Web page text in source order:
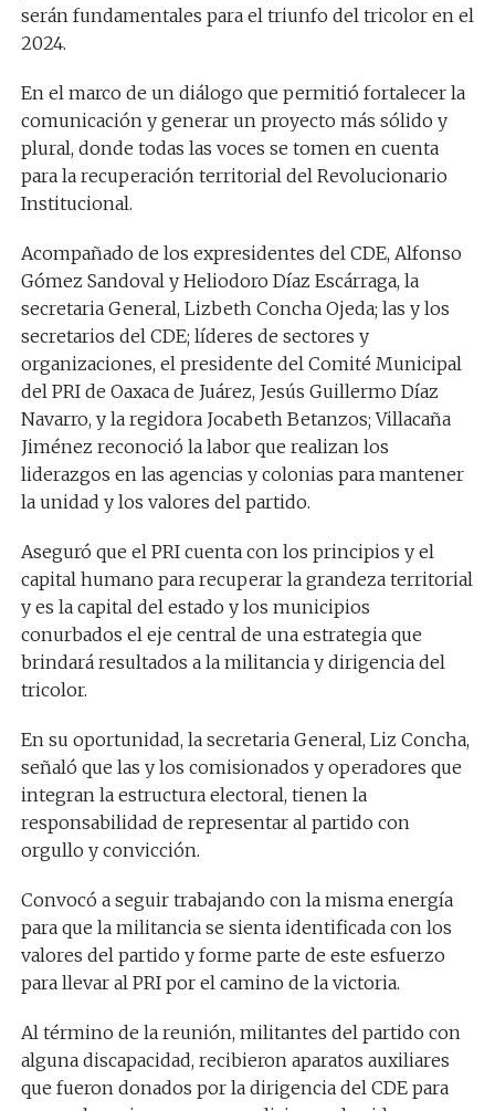
serán fundamentales para el triunfo del tricolor en el
2024.
En el marco de un diálogo que permitió fortalecer la
comunicación y generar un proyecto más sólido y
plural, donde todas las voces se tomen en cuenta
para la recuperación territorial del Revolucionario
Institucional.
Acompañado de los expresidentes del CDE, Alfonso
Gómez Sandoval y Heliodoro Díaz Escárraga, la
secretaria General, Lizbeth Concha Ojeda; las y los
secretarios del CDE; líderes de sectores y
organizaciones, el presidente del Comité Municipal
del PRI de Oaxaca de Juárez, Jesús Guillermo Díaz
Navarro, y la regidora Jocabeth Betanzos; Villacaña
Jiménez reconoció la labor que realizan los
liderazgos en las agencias y colonias para mantener
la unidad y los valores del partido.
Aseguró que el PRI cuenta con los principios y el
capital humano para recuperar la grandeza territorial
y es la capital del estado y los municipios
conurbados el eje central de una estrategia que
brindará resultados a la militancia y dirigencia del
tricolor.
En su oportunidad, la secretaria General, Liz Concha,
señaló que las y los comisionados y operadores que
integran la estructura electoral, tienen la
responsabilidad de representar al partido con
orgullo y convicción.
Convocó a seguir trabajando con la misma energía
para que la militancia se sienta identificada con los
valores del partido y forme parte de este esfuerzo
para llevar al PRI por el camino de la victoria.
Al término de la reunión, militantes del partido con
alguna discapacidad, recibieron aparatos auxiliares
que fueron donados por la dirigencia del CDE para